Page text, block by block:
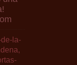
la-